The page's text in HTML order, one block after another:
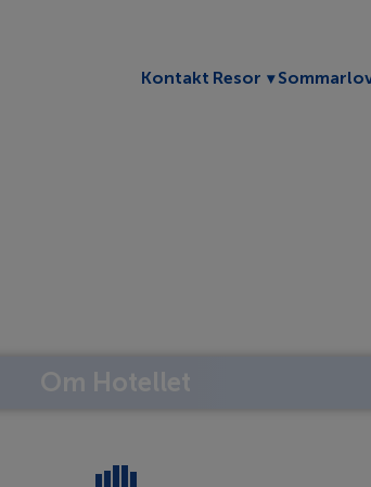
Kontakt Resor Toggle